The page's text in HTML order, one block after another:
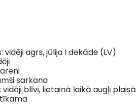
vidēji agrs, jūlija I dekāde (LV)
sarkana
blīvi, lietainā laikā augļi plaisā